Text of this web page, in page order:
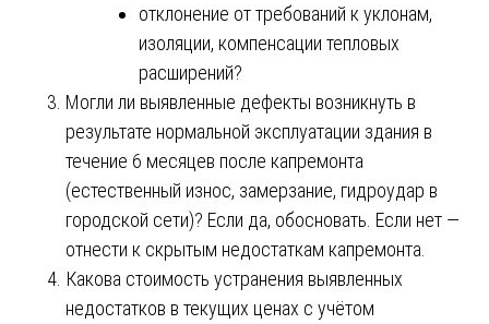
отклонение от требований к уклонам,
изоляции, компенсации тепловых
расширений?
Могли ли выявленные дефекты возникнуть в
результате нормальной эксплуатации здания в
течение 6 месяцев после капремонта
(естественный износ, замерзание, гидроудар в
городской сети)? Если да, обосновать. Если нет —
отнести к скрытым недостаткам капремонта.
Какова стоимость устранения выявленных
недостатков в текущих ценах с учётом